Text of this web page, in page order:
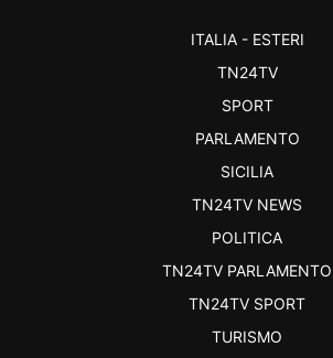
ITALIA - ESTERI
TN24TV
SPORT
PARLAMENTO
SICILIA
TN24TV NEWS
POLITICA
TN24TV PARLAMENTO
TN24TV SPORT
TURISMO